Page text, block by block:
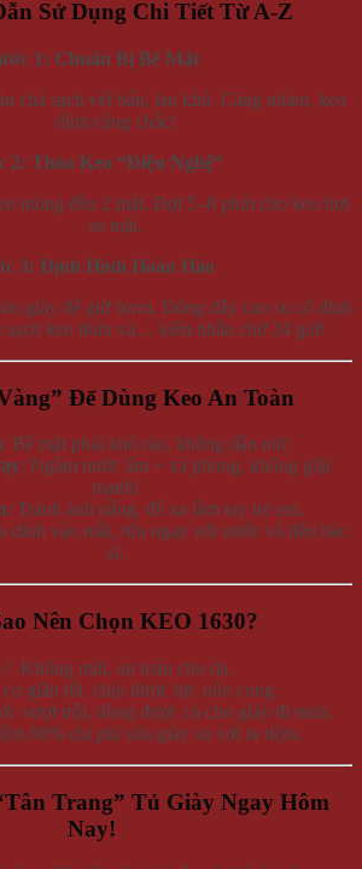
Sử Dụng Chi Tiết Từ A-Z
1: Chuẩn Bị Bề Mặt
chà sạch vết bẩn, lau khô. Càng nhám, keo
dính càng chắc!
2: Thoa Keo “Điệu Nghệ”
mỏng đều 2 mặt. Đợi 5–8 phút cho keo hơi
se mặt.
3: Định Hình Hoàn Hảo
giày để giữ form. Dùng dây cao su cố định
sạch keo thừa và… kiên nhẫn chờ 24 giờ!
Để Dùng Keo An Toàn
: Bề mặt phải khô ráo, không dầu mỡ.
: Ngâm nước ấm + xà phòng, không giật
mạnh!
: Tránh ánh nắng, để xa tầm tay trẻ em.
dính vào mắt, rửa ngay với nước và đến bác
sĩ.
Nên Chọn KEO 1630?
✅ Không mùi, an toàn cho da.
giãn tốt, chịu được lực uốn cong.
vượt trội, dùng được cả cho giày đi mưa.
80% chi phí sửa giày so với ra tiệm.
Trang” Tủ Giày Ngay Hôm
Nay!